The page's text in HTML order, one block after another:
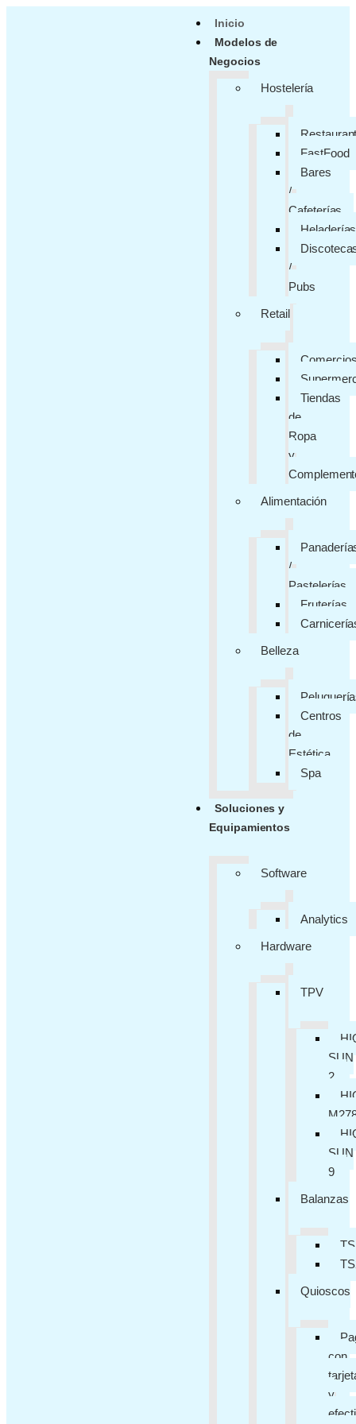
Inicio
Modelos de
Negocios
Hostelería
FastFood
Bares
/
Cafeterías
Heladerías
/
Pubs
Retail
Tiendas
de
Ropa
y
Alimentación
/
Pastelerías
Fruterías
Belleza
Centros
de
Estética
Spa
Soluciones y
Equipamientos
Software
Analytics
Hardware
TPV
SUN
2
SUN
9
Balanzas
Quioscos
con
y